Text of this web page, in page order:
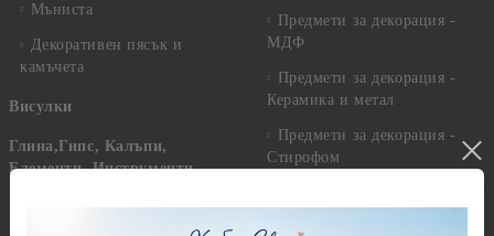
Мъниста
Декоративен пясък и
камъчета
Висулки
Глина,Гипс, Калъпи,
Елементи, Инструменти
Предмети за декорация -
МДФ
Предмети за декорация -
Керамика и метал
Предмети за декорация -
Стирофом